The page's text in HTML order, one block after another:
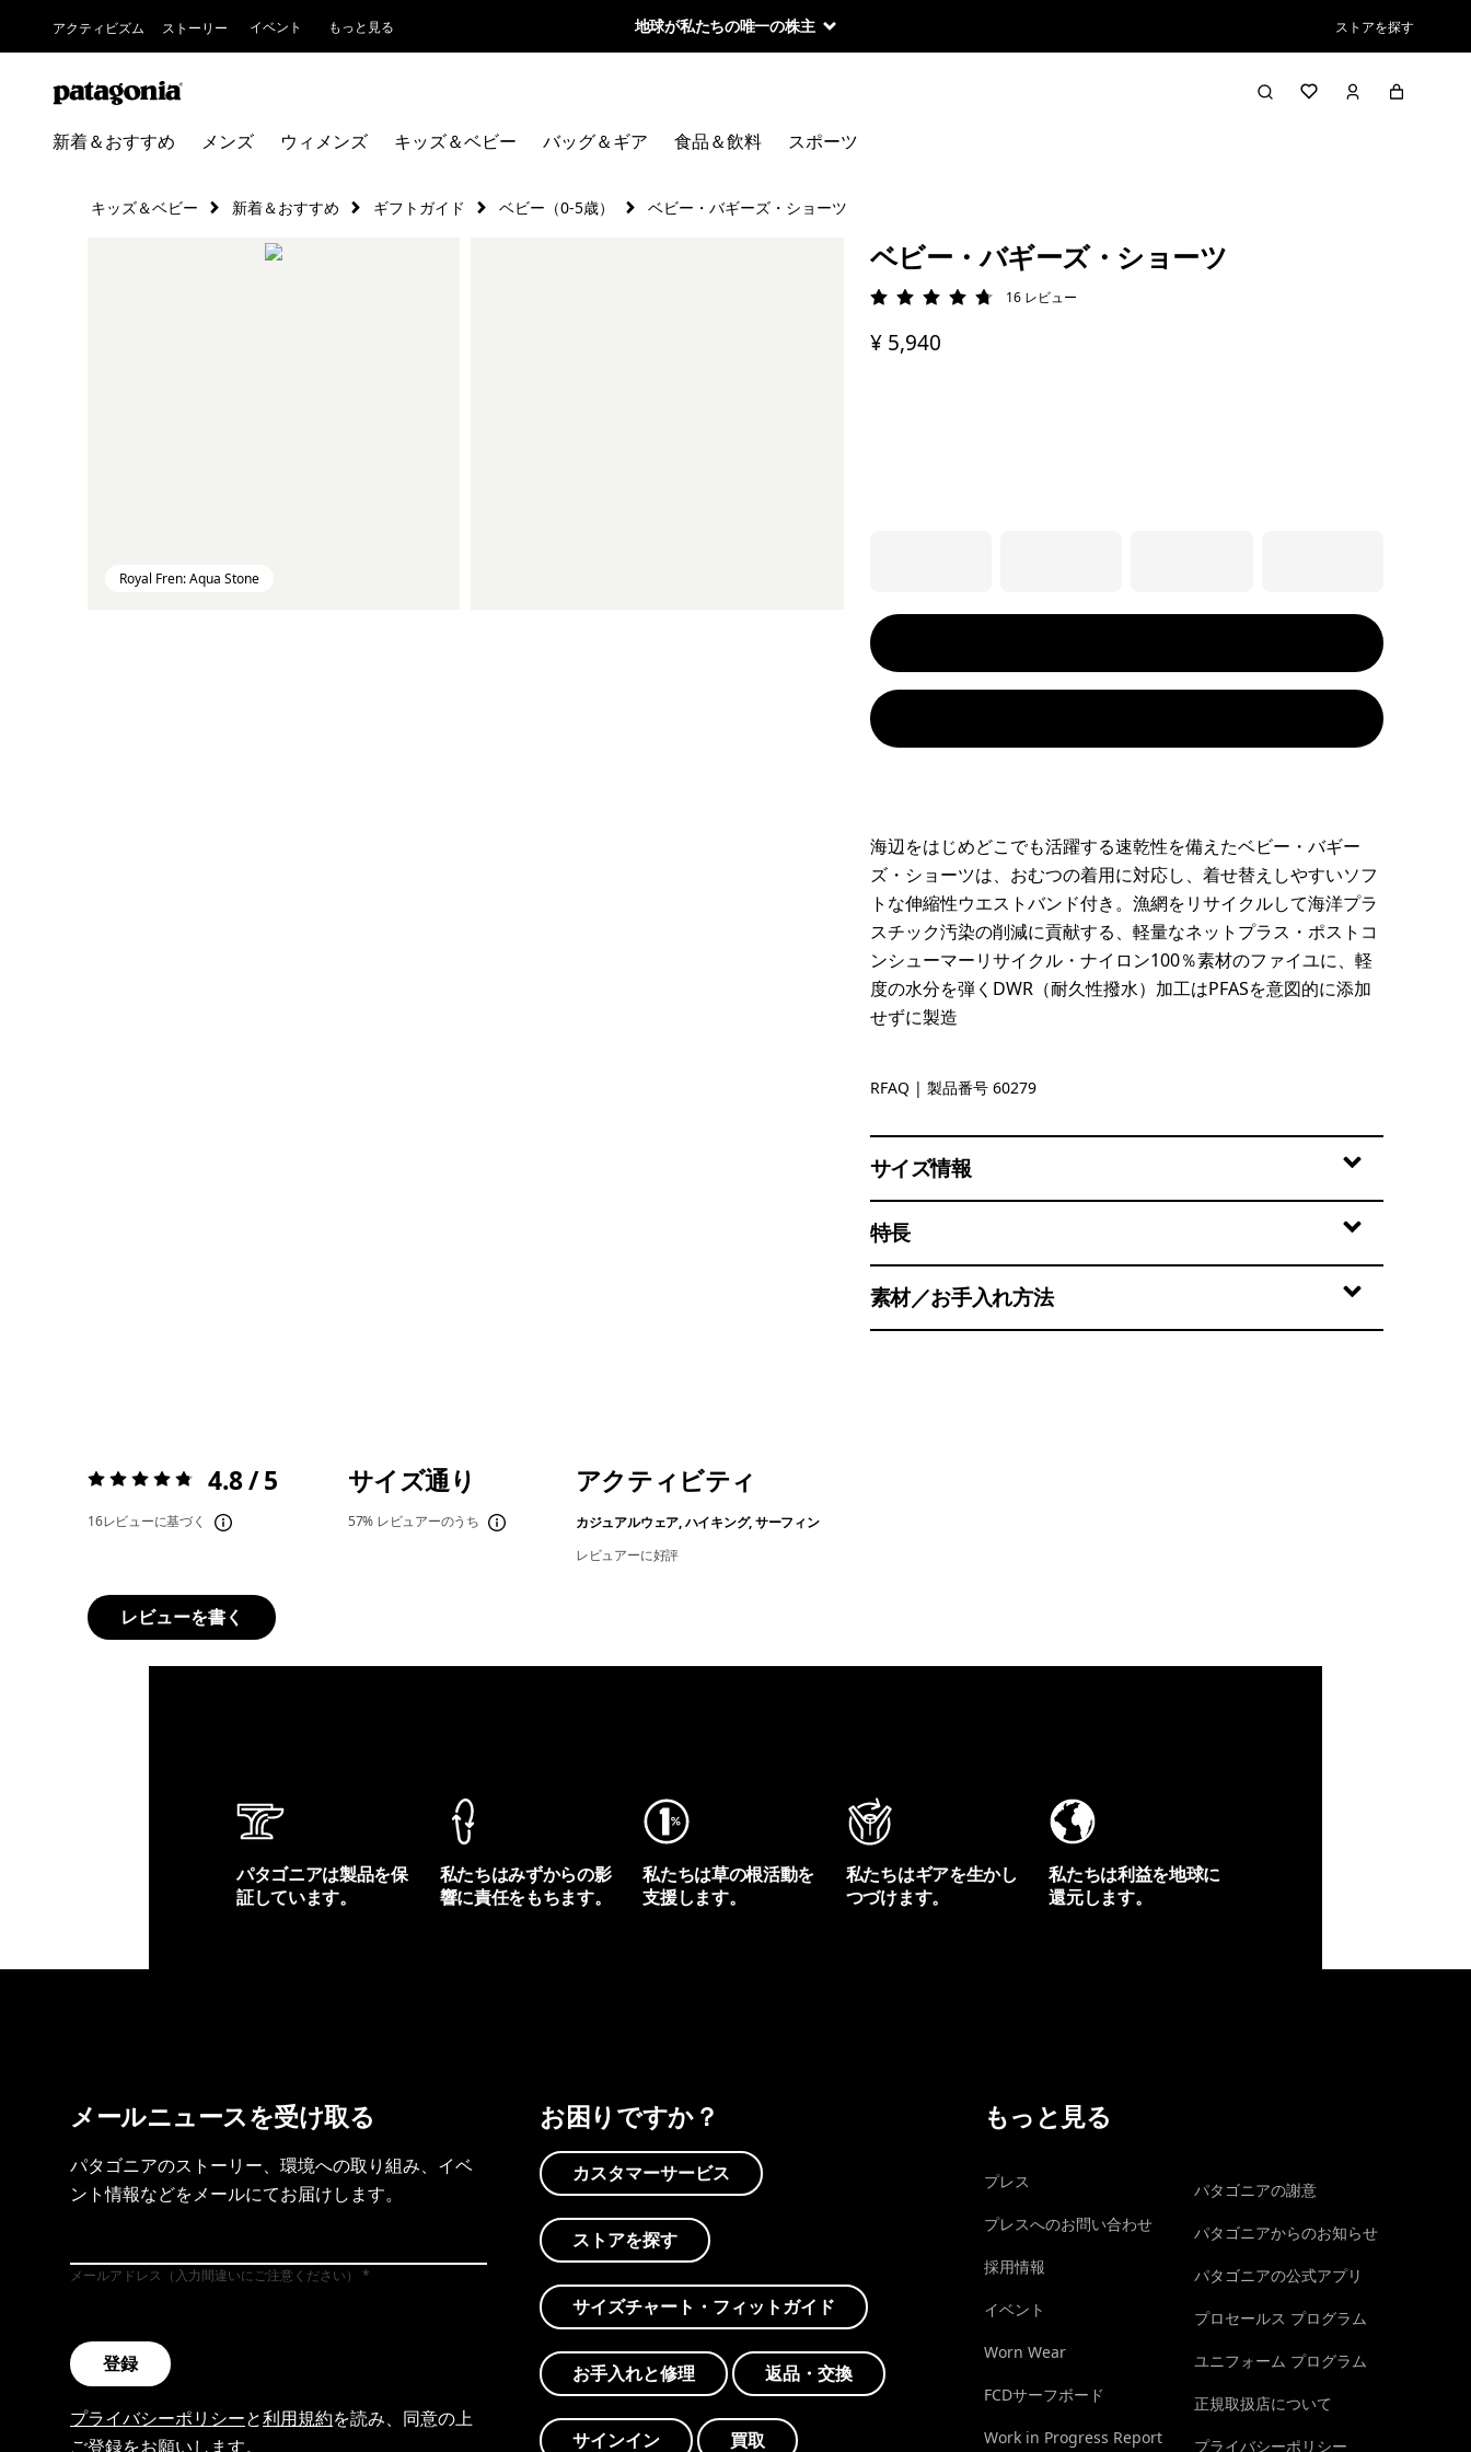
アクティビズム ストーリー イベント もっと見る 地球が私たちの唯一の株主 ストアを探す
新着＆おすすめ メンズ ウィメンズ キッズ＆ベビー バッグ＆ギア 食品＆飲料 スポーツ
キッズ＆ベビー 新着＆おすすめ ギフトガイド ベビー（0-5歳） ベビー・バギーズ・ショーツ
Royal Fren: Aqua Stone
ベビー・バギーズ・ショーツ
評価: 4.8 / 5
16 レビュー
¥ 5,940
海辺をはじめどこでも活躍する速乾性を備えたベビー・バギー
ズ・ショーツは、おむつの着用に対応し、着せ替えしやすいソフ
トな伸縮性ウエストバンド付き。漁網をリサイクルして海洋プラ
スチック汚染の削減に貢献する、軽量なネットプラス・ポストコ
ンシューマーリサイクル・ナイロン100％素材のファイユに、軽
度の水分を弾くDWR（耐久性撥水）加工はPFASを意図的に添加
せずに製造
Royal Fren: Aqua Stone
RFAQ | 製品番号 60279
サイズ情報
特長
素材／お手入れ方法
評価:4.8 / 5 4.8 / 5
16レビューに基づく
サイズ通り
57% レビュアーのうち
アクティビティ
カジュアルウェア, ハイキング, サーフィン
レビュアーに好評
レビューを書く
パタゴニアは製品を保
証しています。
私たちはみずからの影
響に責任をもちます。
私たちは草の根活動を
支援します。
私たちはギアを生かし
つづけます。
私たちは利益を地球に
還元します。
メールニュースを受け取る
パタゴニアのストーリー、環境への取り組み、イベ
ント情報などをメールにてお届けします。
メールアドレス（入力間違いにご注意ください）
登録
プライバシーポリシーと利用規約を読み、同意の上
ご登録をお願いします。
お困りですか？
カスタマーサービス
ストアを探す
サイズチャート・フィットガイド
お手入れと修理 返品・交換
サインイン 買取
もっと見る
プレス
プレスへのお問い合わせ
採用情報
イベント
Worn Wear
FCDサーフボード
Work in Progress Report
パタゴニアの謝意
パタゴニアからのお知らせ
パタゴニアの公式アプリ
プロセールス プログラム
ユニフォーム プログラム
正規取扱店について
プライバシーポリシー